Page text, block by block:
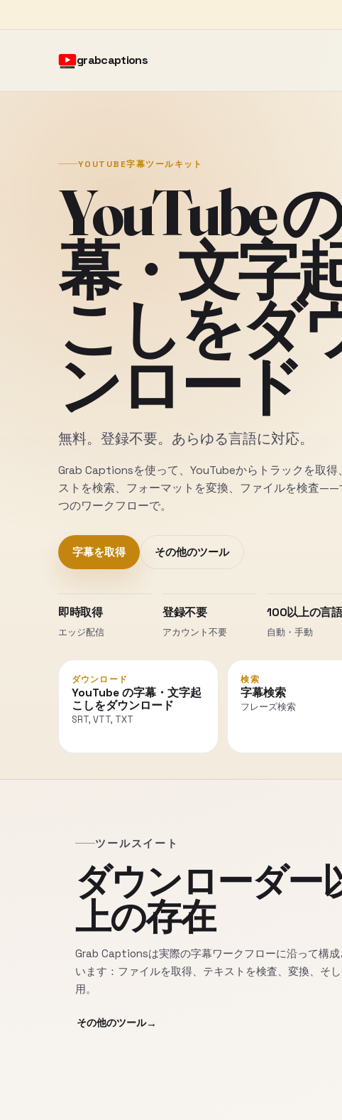
grabcaptions
YOUTUBE字幕ツールキット
YouTube
幕・文字
こしをダ
ンロード
無料。登録不要。あらゆる言語に対応。
Grab Captionsを使って、YouTubeからトラックを取得
ストを検索、フォーマットを変換、ファイルを検査——
つのワークフローで。
字幕を取得 その他のツール
即時取得
エッジ配信
登録不要
アカウント不要
100以上の言語
自動・手動
ダウンロード
YouTube の字幕・文字起
こしをダウンロード
SRT, VTT, TXT
検索
字幕検索
フレーズ検索
ツールスイート
ダウンローダー
上の存在
Grab Captionsは実際の字幕ワークフローに沿って構成
います：ファイルを取得、テキストを検査、変換、そ
用。
その他のツール